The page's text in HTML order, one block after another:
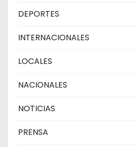
DEPORTES
INTERNACIONALES
LOCALES
NACIONALES
NOTICIAS
PRENSA